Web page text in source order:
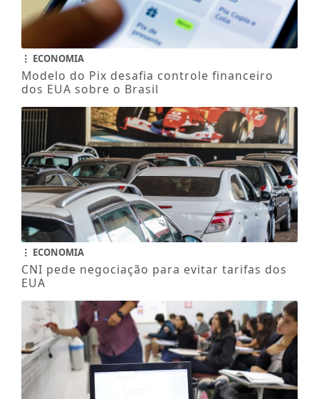
ECONOMIA
Modelo do Pix desafia controle financeiro
dos EUA sobre o Brasil
ECONOMIA
CNI pede negociação para evitar tarifas dos
EUA